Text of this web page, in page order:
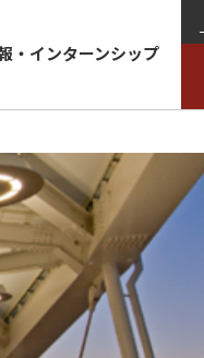
・インターンシップ